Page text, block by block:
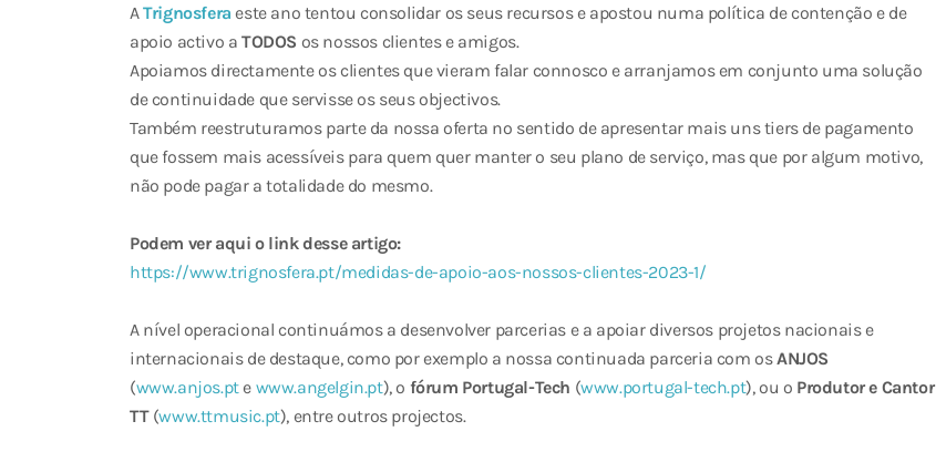
ATrignosfera este ano tentou consolidar os seus recursos e apostou numa política de contenção e de
apoio activo a TODOS os nossos clientes e amigos.
Apoiamos directamente os clientes que vieram falar connosco e arranjamos em conjunto uma solução
de continuidade que servisse os seus objectivos.
Também reestruturamos parte da nossa oferta no sentido de apresentar mais uns tiers de pagamento
que fossem mais acessíveis para quem quer manter o seu plano de serviço, mas que por algum motivo,
não pode pagar a totalidade do mesmo.
Podem ver aqui o link desse artigo:
https://www.trignosfera.pt/medidas-de-apoio-aos-nossos-clientes-2023-1/
A nível operacional continuámos a desenvolver parcerias e a apoiar diversos projetos nacionais e
internacionais de destaque, como por exemplo a nossa continuada parceria com os ANJOS
(www.anjos.pte www.angelgin.pt), o fórum Portugal-Tech (www.portugal-tech.pt), ou o Produtor e Cantor
TT(www.ttmusic.pt), entre outros projectos.